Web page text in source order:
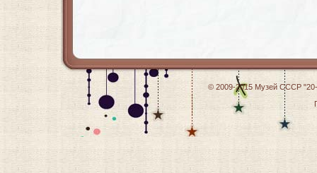
© 2009-2015 Музей СССР